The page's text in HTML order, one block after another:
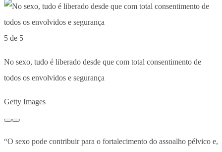
5 de 5
No sexo, tudo é liberado desde que com total consentimento de
todos os envolvidos e segurança
Getty Images
“O sexo pode contribuir para o fortalecimento do assoalho pélvico e,